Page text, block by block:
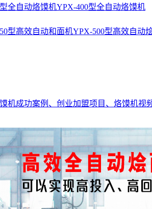
全自动烙馍机YPX-400型全自动烙馍机
型高效自动和面机YPX-500型高效自动
机成功案例、 创业加盟项目、 烙馍机视